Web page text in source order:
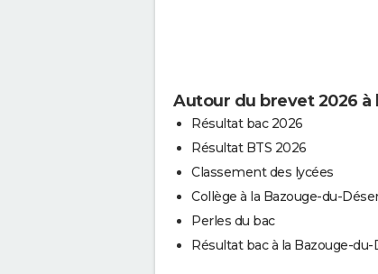
Autour du brevet 2026
Résultat bac 2026
Résultat BTS 2026
Classement des lycées
Collège à la Bazouge-du-
Perles du bac
Résultat bac à la Bazouge-